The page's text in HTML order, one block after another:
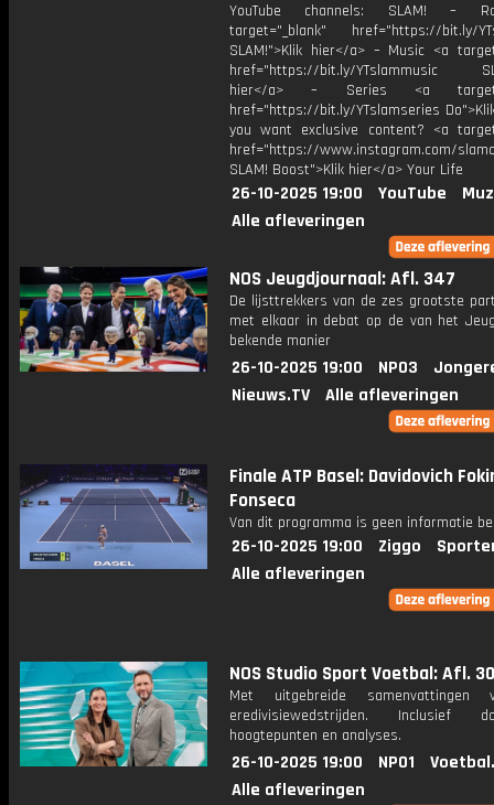
YouTube channels: SLAM! –
target="_blank" href="https://bit.ly/
SLAM!">Klik hier</a> – Music <a
href="https://bit.ly/YTslammusic
hier</a> – Series <a
href="https://bit.ly/YTslamseries
you want exclusive content? <a
href="https://www.instagram.com/
SLAM! Boost">Klik hier</a> Your Life
26-10-2025 19:00 YouTube
Alle afleveringen
NOS Jeugdjournaal: Afl. 347
De lijsttrekkers van de zes grootste
met elkaar in debat op de van het
bekende manier
26-10-2025 19:00 NPO3
Nieuws.TV
Alle afleveringen
Finale ATP Basel: Davidovich
Fonseca
Van dit programma is geen informatie
26-10-2025 19:00 Ziggo
Alle afleveringen
NOS Studio Sport Voetbal: Afl. 30
Met uitgebreide samenvattingen
eredivisiewedstrijden. Inclusief
hoogtepunten en analyses.
26-10-2025 19:00 NPO1
Alle afleveringen